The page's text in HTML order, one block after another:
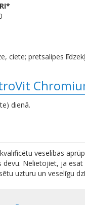
ciete; pretsalipes
dienā.
veselības
Nelietojiet, ja
uzturu un veselīgu